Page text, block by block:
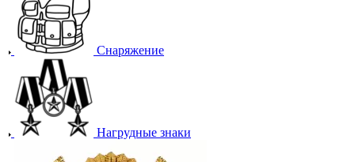
Снаряжение
Нагрудные знаки